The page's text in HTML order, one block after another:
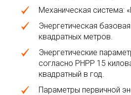
Механическая система:
Энергетическая
квадратных метров.
Энергетические
согласно PHPP 15
квадратный в год.
Параметры первичной